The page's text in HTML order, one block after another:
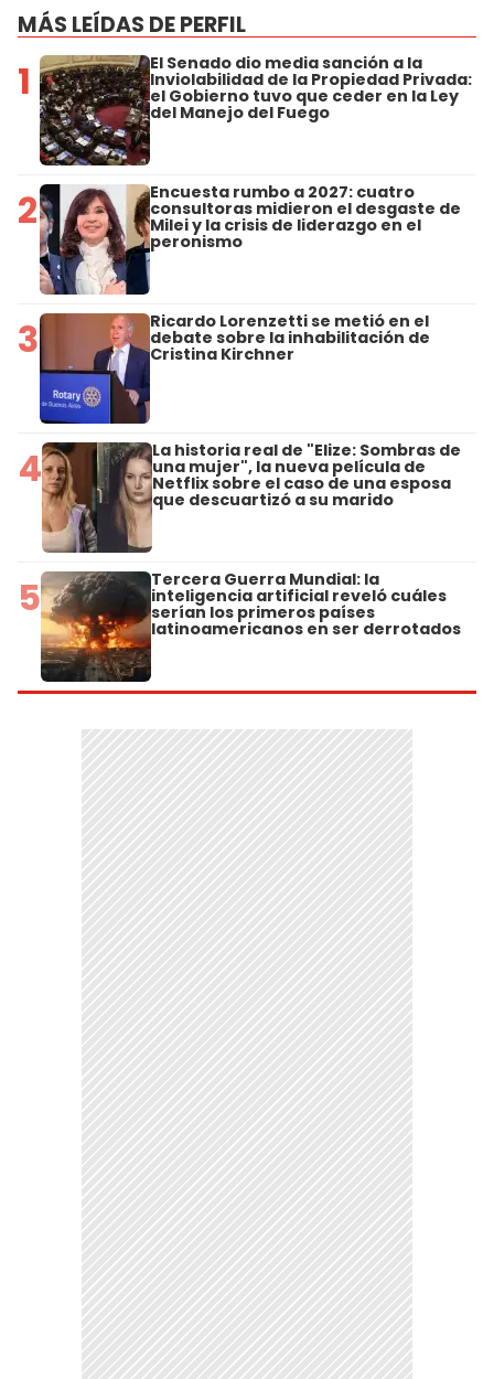
MÁS LEÍDAS DE PERFIL
1 El Senado dio media sanción a la
Inviolabilidad de la Propiedad Privada:
el Gobierno tuvo que ceder en la Ley
del Manejo del Fuego
2 Encuesta rumbo a 2027: cuatro
consultoras midieron el desgaste de
Milei y la crisis de liderazgo en el
peronismo
3 Ricardo Lorenzetti se metió en el
debate sobre la inhabilitación de
Cristina Kirchner
4 La historia real de "Elize: Sombras de
una mujer", la nueva película de
Netflix sobre el caso de una esposa
que descuartizó a su marido
5 Tercera Guerra Mundial: la
inteligencia artificial reveló cuáles
serían los primeros países
latinoamericanos en ser derrotados